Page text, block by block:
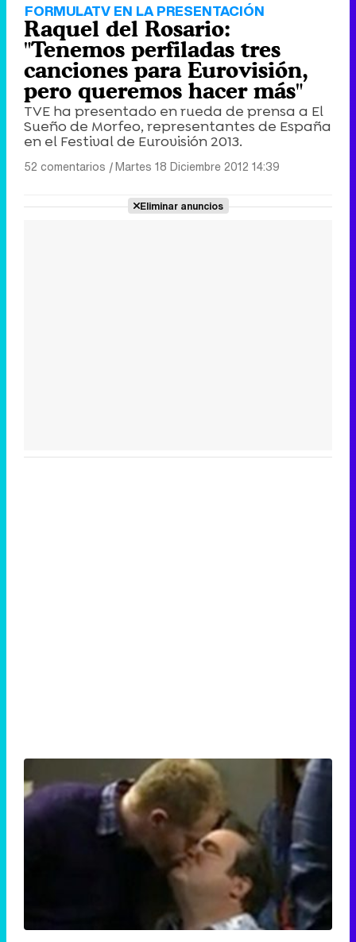
FORMULATV EN LA PRESENTACIÓN
Raquel del Rosario:
"Tenemos perfiladas tres
canciones para Eurovisión,
pero queremos hacer más"
TVE ha presentado en rueda de prensa a El
Sueño de Morfeo, representantes de España
en el Festival de Eurovisión 2013.
52 comentarios |Martes 18 Diciembre 2012 14:39
Eliminar anuncios